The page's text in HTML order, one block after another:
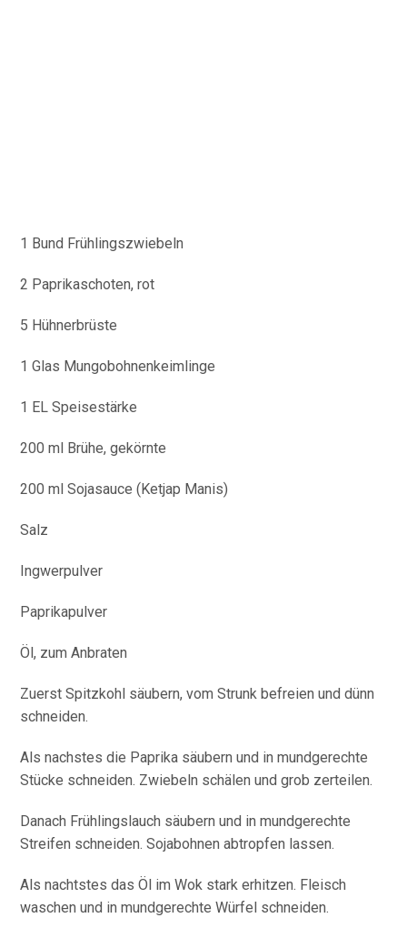
1 Bund Frühlingszwiebeln
2 Paprikaschoten, rot
5 Hühnerbrüste
1 Glas Mungobohnenkeimlinge
1 EL Speisestärke
200 ml Brühe, gekörnte
200 ml Sojasauce (Ketjap Manis)
Salz
Ingwerpulver
Paprikapulver
Öl, zum Anbraten
Zuerst Spitzkohl säubern, vom Strunk befreien und dünn
schneiden.
Als nachstes die Paprika säubern und in mundgerechte
Stücke schneiden. Zwiebeln schälen und grob zerteilen.
Danach Frühlingslauch säubern und in mundgerechte
Streifen schneiden. Sojabohnen abtropfen lassen.
Als nachtstes das Öl im Wok stark erhitzen. Fleisch
waschen und in mundgerechte Würfel schneiden.